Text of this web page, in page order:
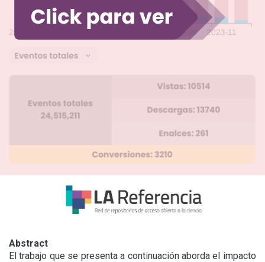
Abstract
El trabajo que se presenta a continuación aborda el impacto